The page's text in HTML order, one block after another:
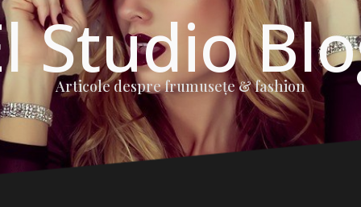
Studio
Articole despre frumuseţe & fashion